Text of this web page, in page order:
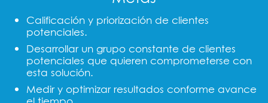
Calificación y priorización de clientes
potenciales.
Desarrollar un grupo constante de clientes
potenciales que quieren comprometerse con
esta solución.
Medir y optimizar resultados conforme avance